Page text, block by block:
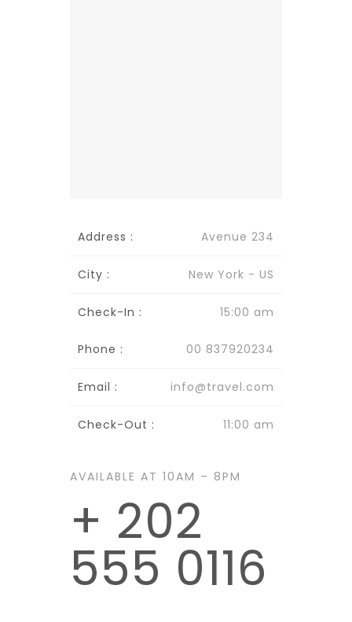
Address : Avenue 234
City : New York - US
Check-In : 15:00 am
Phone : 00 837920234
Email : info@travel.com
Check-Out : 11:00 am
AVAILABLE AT 10AM – 8PM
+ 202
555 0116